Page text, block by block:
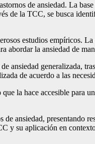
de ansiedad. La
de la TCC, se busca
estudios empíricos.
abordar la ansiedad de
ansiedad generalizada,
de acuerdo a las
la hace accesible para
ansiedad, presentando
y su aplicación en